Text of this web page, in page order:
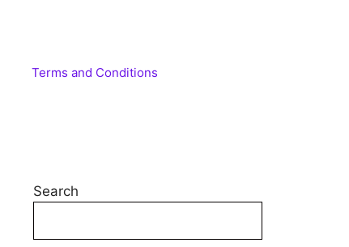
Terms and Conditions
Search